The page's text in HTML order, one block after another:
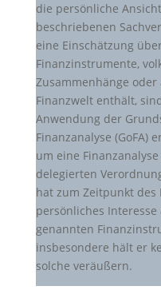
die persönliche
beschriebenen
eine Einschätzung
Finanzinstrumente,
Zusammenhänge
Finanzwelt enthält,
Anwendung der
Finanzanalyse (GoFA)
um eine
delegierten
hat zum Zeitpunkt des
persönliches
genannten
insbesondere hält er
solche veräußern.